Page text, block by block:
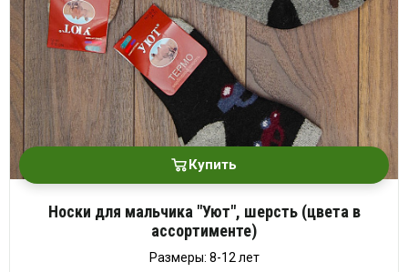
Купить
Носки для мальчика "Уют", шерсть (цвета в
ассортименте)
Размеры: 8-12 лет